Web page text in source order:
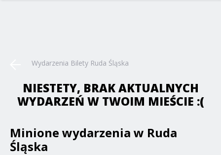
Wydarzenia Bilety Ruda Śląska
NIESTETY, BRAK AKTUALNYCH
WYDARZEŃ W TWOIM MIEŚCIE :(
Minione wydarzenia w Ruda
Śląska